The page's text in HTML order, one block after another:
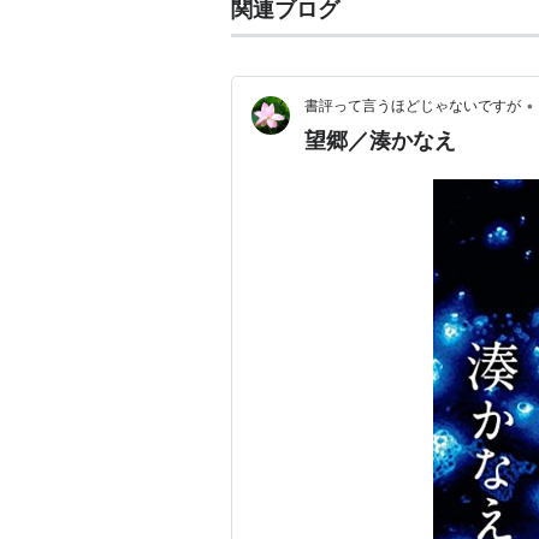
関連ブログ
書評って言うほどじゃないですが •
望郷／湊かなえ